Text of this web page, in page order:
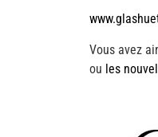
Vous avez
ou les